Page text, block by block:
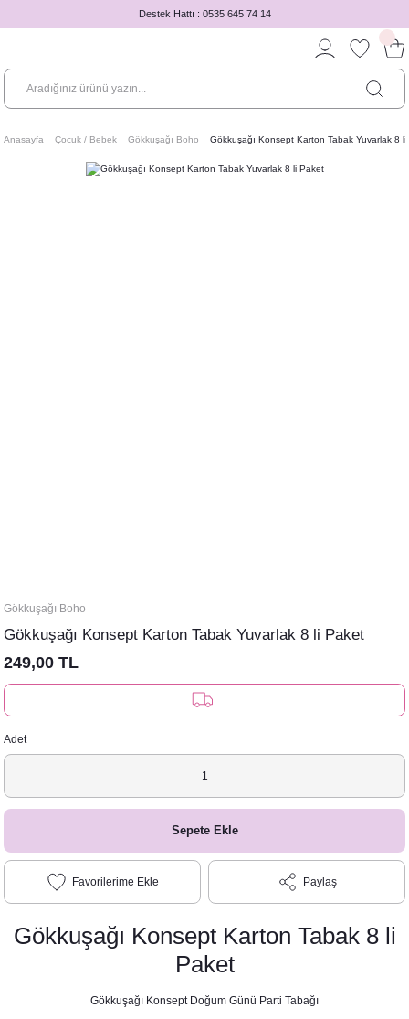
Destek Hattı : 0535 645 74 14
Anasayfa Çocuk / Bebek Gökkuşağı Boho Gökkuşağı Konsept Karton Tabak Yuvarlak 8 li
Gökkuşağı Boho
Gökkuşağı Konsept Karton Tabak Yuvarlak 8 li Paket
249,00 TL
Adet
Sepete Ekle
Paylaş
Gökkuşağı Konsept Karton Tabak 8 li
Paket
Gökkuşağı Konsept Doğum Günü Parti Tabağı